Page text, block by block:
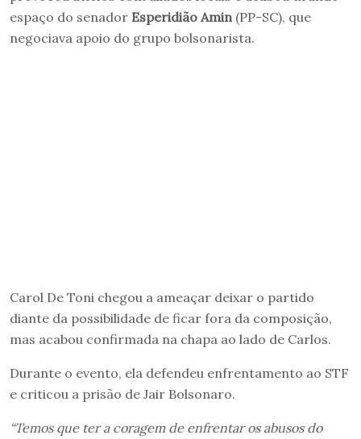
espaço do senador Esperidião Amin (PP-SC), que
negociava apoio do grupo bolsonarista.
Carol De Toni chegou a ameaçar deixar o partido
diante da possibilidade de ficar fora da composição,
mas acabou confirmada na chapa ao lado de Carlos.
Durante o evento, ela defendeu enfrentamento ao STF
e criticou a prisão de Jair Bolsonaro.
“Temos que ter a coragem de enfrentar os abusos do